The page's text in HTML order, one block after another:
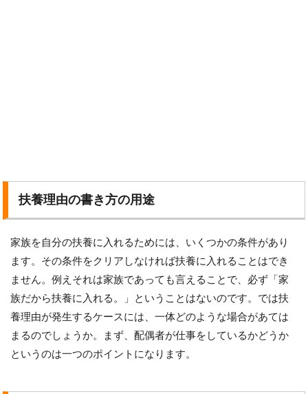
扶養理由の書き方の用途
家族を自分の扶養に入れるためには、いくつかの条件があり
ます。その条件をクリアしなければ扶養に入れることはでき
ません。例えそれは家族であっても言えることで、必ず「家
族だから扶養に入れる。」ということはないのです。では扶
養理由が発生するケースには、一体どのような場合があては
まるのでしょうか。まず、配偶者が仕事をしているかどうか
というのは一つのポイントになります。